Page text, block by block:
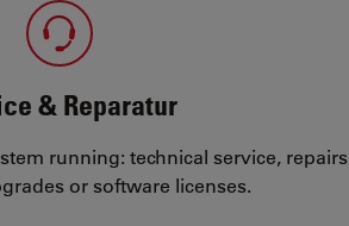
& Reparatur
running: technical service,
or software licenses.